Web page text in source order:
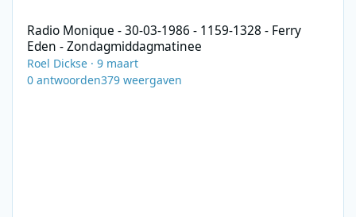
Radio Monique - 30-03-1986 - 1159-1328 - Ferry
Eden - Zondagmiddagmatinee
Roel Dickse ·9 maart
0 antwoorden379 weergaven